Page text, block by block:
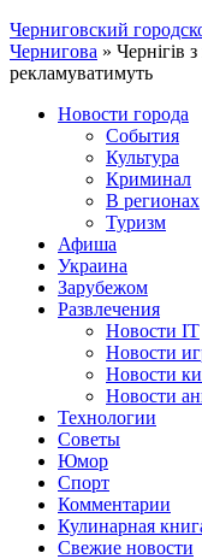
Черниговский
Чернигова » Чернігів
рекламуватимуть
Новости города
События
Культура
Криминал
В регионах
Туризм
Афиша
Украина
Зарубежом
Развлечения
Новости IT
Новости
Новости
Новости
Технологии
Советы
Юмор
Спорт
Комментарии
Кулинарная
Свежие новости